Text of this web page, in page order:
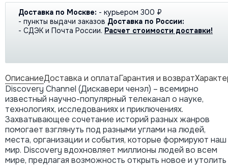
Доставка по Москве: - курьером 300 ₽
- пункты выдачи заказов Доставка по России:
- СДЭК и Почта России. Расчет стоимости доставки!
ОписаниеДоставка и оплатаГарантия и возврат
Discovery Channel (Дискавери ченэл) – всемирно
известный научно-популярный телеканал о науке,
технологиях, исследованиях и приключениях.
Захватывающее сочетание историй разных жанров
помогает взглянуть под разными углами на людей,
места, организации и события, которые формируют наш
мир. Discovery вдохновляет миллионы людей во всем
мире, предлагая возможность открыть новое и утолить